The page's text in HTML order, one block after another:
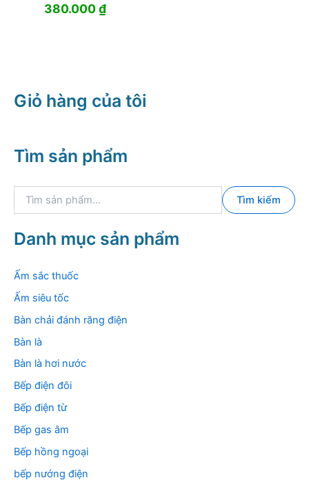
380.000₫
Giỏ hàng của tôi
Tìm sản phẩm
k
i
m
Tìm kiếm
Danh mục sản phẩm
Ấm sắc thuốc
Ấm siêu tốc
Bàn chải đánh răng điện
Bàn là
Bàn là hơi nước
Bếp điện đôi
Bếp điện từ
Bếp gas âm
Bếp hồng ngoại
bếp nướng điện